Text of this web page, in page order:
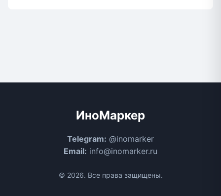
ИноМаркер
Telegram: @inomarker
Email: info@inomarker.ru
© 2026. Все права защищены.